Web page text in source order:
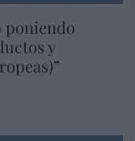
poniendo
y